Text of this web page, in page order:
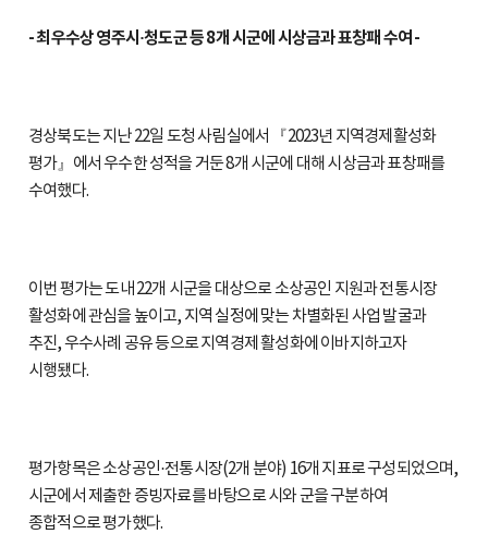
- 최우수상 영주시·청도군 등 8개 시군에 시상금과 표창패 수여 -
경상북도는 지난 22일 도청 사림실에서 『2023년 지역경제활성화
평가』에서 우수한 성적을 거둔 8개 시군에 대해 시상금과 표창패를
수여했다.
이번 평가는 도내 22개 시군을 대상으로 소상공인 지원과 전통시장
활성화에 관심을 높이고, 지역 실정에 맞는 차별화된 사업 발굴과
추진, 우수사례 공유 등으로 지역경제 활성화에 이바지하고자
시행됐다.
평가항목은 소상공인·전통시장(2개 분야) 16개 지표로 구성되었으며,
시군에서 제출한 증빙자료를 바탕으로 시와 군을 구분하여
종합적으로 평가했다.